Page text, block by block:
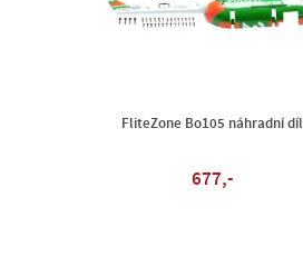
FliteZone Bo105 náhradní díl
677,-